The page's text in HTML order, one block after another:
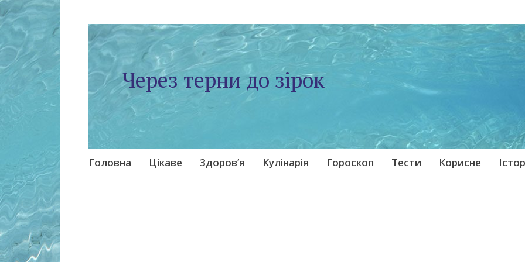
Через терни до зірок
Skip
Головна Цікаве Здоров’я Кулінарія Гороскоп Тести Корисне